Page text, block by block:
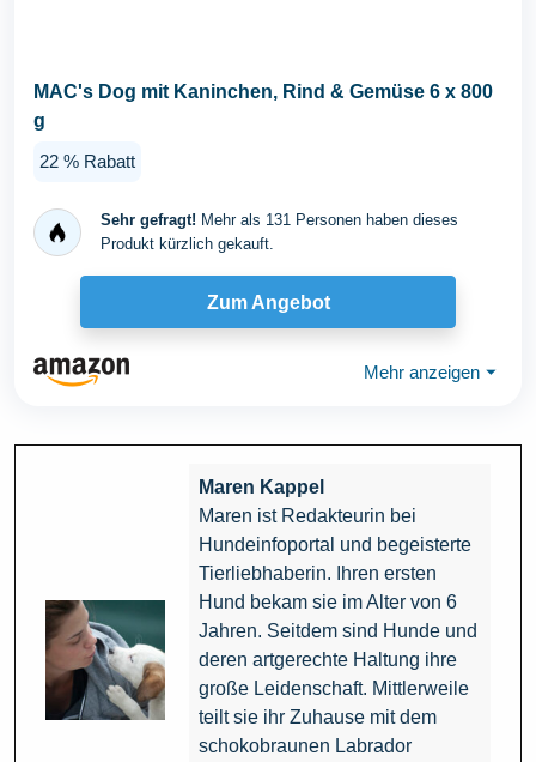
MAC's Dog mit Kaninchen, Rind & Gemüse 6 x 800
g
22 % Rabatt
Sehr gefragt! Mehr als 131 Personen haben dieses
Produkt kürzlich gekauft.
Zum Angebot
Mehr anzeigen ⏷
Maren Kappel
Maren ist Redakteurin bei
Hundeinfoportal und begeisterte
Tierliebhaberin. Ihren ersten
Hund bekam sie im Alter von 6
Jahren. Seitdem sind Hunde und
deren artgerechte Haltung ihre
große Leidenschaft. Mittlerweile
teilt sie ihr Zuhause mit dem
schokobraunen Labrador